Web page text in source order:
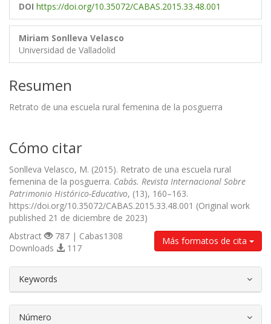
DOI https://doi.org/10.35072/CABAS.2015.33.48.001
Miriam Sonlleva Velasco
Universidad de Valladolid
Resumen
Retrato de una escuela rural femenina de la posguerra
Cómo citar
Sonlleva Velasco, M. (2015). Retrato de una escuela rural
femenina de la posguerra. Cabás. Revista Internacional Sobre
Patrimonio Histórico-Educativo, (13), 160–163.
https://doi.org/10.35072/CABAS.2015.33.48.001 (Original work
published 21 de diciembre de 2023)
Más formatos de cita
Abstract
787 | Cabas1308
Downloads
117
Keywords
Número